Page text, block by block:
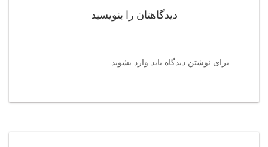
دیدگاهتان را بنویسید
برای نوشتن دیدگاه باید وارد بشوید